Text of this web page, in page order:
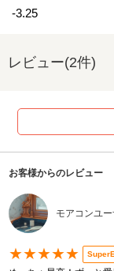
-3.25
レビュー(2件)
お客様からのレビュー
モアコンユ
★★★★★